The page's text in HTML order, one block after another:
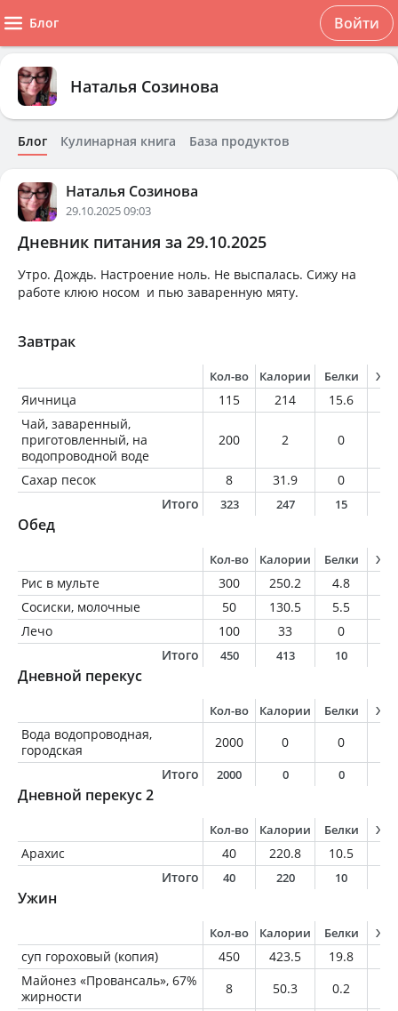
Блог Войти
Наталья Созинова
Блог Кулинарная книга База продуктов
Наталья Созинова
29.10.2025 09:03
Дневник питания за 29.10.2025
Утро. Дождь. Настроение ноль. Не выспалась. Сижу на
работе клюю носом и пью заваренную мяту.
Завтрак
Кол-во Калории Белки
Яичница 115 214 15.6
Чай, заваренный,
приготовленный, на
водопроводной воде
200 2 0
Сахар песок 8 31.9 0
Итого
323 247 15
Обед
Кол-во Калории Белки
Рис в мульте 300 250.2 4.8
Сосиски, молочные
50 130.5 5.5
Лечо
100 33 0
Итого
450 413 10
Дневной перекус
Кол-во Калории Белки
Вода водопроводная,
городская
2000 0 0
Итого
2000 0 0
Дневной перекус 2
Кол-во Калории Белки
Арахис 40 220.8 10.5
Итого
40 220 10
Ужин
Кол-во Калории Белки
суп гороховый (копия) 450 423.5 19.8
Майонез «Провансаль», 67%
жирности
8 50.3 0.2